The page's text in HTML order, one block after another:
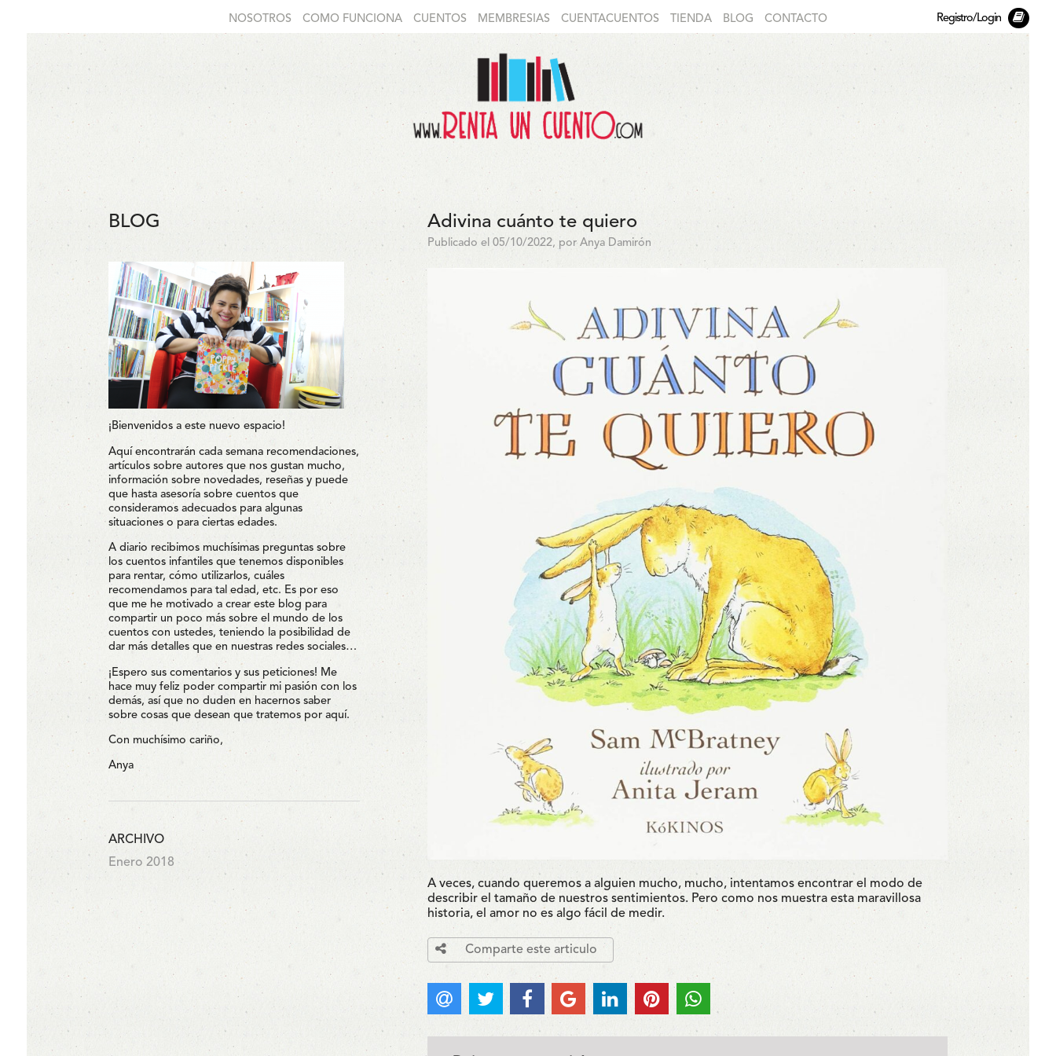
NOSOTROS COMO FUNCIONA CUENTOS MEMBRESIAS CUENTACUENTOS TIENDA BLOG CONTACTO Registro/Login
BLOG
¡Bienvenidos a este nuevo espacio!
Aquí encontrarán cada semana recomendaciones,
artículos sobre autores que nos gustan mucho,
información sobre novedades, reseñas y puede
que hasta asesoría sobre cuentos que
consideramos adecuados para algunas
situaciones o para ciertas edades.
A diario recibimos muchísimas preguntas sobre
los cuentos infantiles que tenemos disponibles
para rentar, cómo utilizarlos, cuáles
recomendamos para tal edad, etc. Es por eso
que me he motivado a crear este blog para
compartir un poco más sobre el mundo de los
cuentos con ustedes, teniendo la posibilidad de
dar más detalles que en nuestras redes sociales…
¡Espero sus comentarios y sus peticiones! Me
hace muy feliz poder compartir mi pasión con los
demás, así que no duden en hacernos saber
sobre cosas que desean que tratemos por aquí.
Con muchísimo cariño,
Anya
ARCHIVO
Enero 2018
Adivina cuánto te quiero
Publicado el 05/10/2022, por Anya Damirón
A veces, cuando queremos a alguien mucho, mucho, intentamos encontrar el modo de
describir el tamaño de nuestros sentimientos. Pero como nos muestra esta maravillosa
historia, el amor no es algo fácil de medir.
Comparte este articulo